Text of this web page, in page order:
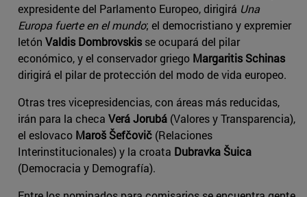
expresidente del Parlamento Europeo, dirigirá Una
Europa fuerte en el mundo; el democristiano y expremier
letón Valdis Dombrovskis se ocupará del pilar
económico, y el conservador griego Margaritis Schinas
dirigirá el pilar de protección del modo de vida europeo.
Otras tres vicepresidencias, con áreas más reducidas,
irán para la checa Verá Jorubá (Valores y Transparencia),
el eslovaco Maroš Šefčovič (Relaciones
Interinstitucionales) y la croata Dubravka Šuica
(Democracia y Demografía).